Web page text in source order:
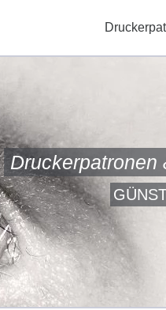
Druckerpatronen